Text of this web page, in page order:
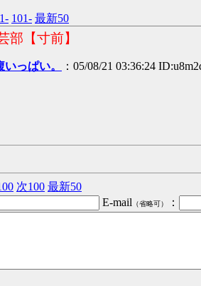
1- 101- 最新50
部【寸前】
っぱい。
：05/08/21 03:36:24
次100 最新50
E-mail （省略可） ：